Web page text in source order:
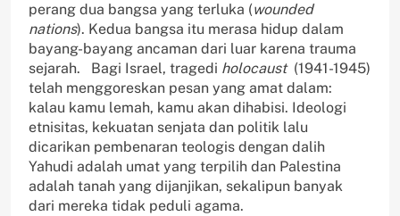
perang dua bangsa yang terluka (wounded
nations). Kedua bangsa itu merasa hidup dalam
bayang-bayang ancaman dari luar karena trauma
sejarah. Bagi Israel, tragedi holocaust(1941-1945)
telah menggoreskan pesan yang amat dalam:
kalau kamu lemah, kamu akan dihabisi. Ideologi
etnisitas, kekuatan senjata dan politik lalu
dicarikan pembenaran teologis dengan dalih
Yahudi adalah umat yang terpilih dan Palestina
adalah tanah yang dijanjikan, sekalipun banyak
dari mereka tidak peduli agama.